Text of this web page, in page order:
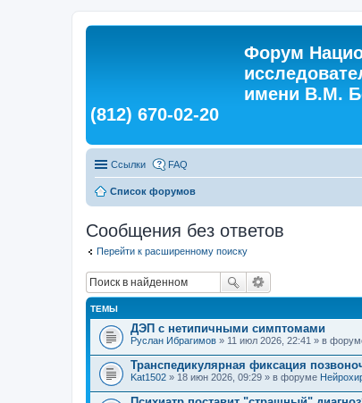
Форум
имени В.М.
(812) 670-02-20
Ссылки FAQ
Список форумов
Сообщения без ответов
Перейти к расширенному поиску
ТЕМЫ
ДЭП с нетипичными симптомами
Руслан Ибрагимов » 11 июл 2026, 22:41 » в
Транспедикулярная фиксация
Kat1502 » 18 июн 2026, 09:29 » в форуме